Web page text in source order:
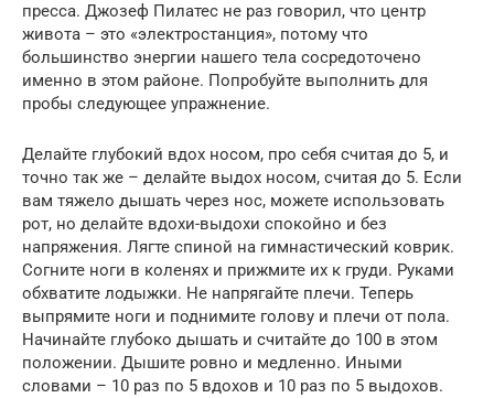
пресса. Джозеф Пилатес не раз говорил, что центр
живота – это «электростанция», потому что
большинство энергии нашего тела сосредоточено
именно в этом районе. Попробуйте выполнить для
пробы следующее упражнение.
Делайте глубокий вдох носом, про себя считая до 5, и
точно так же – делайте выдох носом, считая до 5. Если
вам тяжело дышать через нос, можете использовать
рот, но делайте вдохи-выдохи спокойно и без
напряжения. Лягте спиной на гимнастический коврик.
Согните ноги в коленях и прижмите их к груди. Руками
обхватите лодыжки. Не напрягайте плечи. Теперь
выпрямите ноги и поднимите голову и плечи от пола.
Начинайте глубоко дышать и считайте до 100 в этом
положении. Дышите ровно и медленно. Иными
словами – 10 раз по 5 вдохов и 10 раз по 5 выдохов.